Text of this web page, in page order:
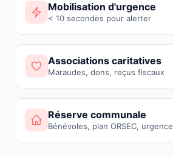
Mobilisation d'urgence
< 10 secondes pour alerter
Associations caritatives
Maraudes, dons, reçus fiscaux
Réserve communale
Bénévoles, plan ORSEC, urgence